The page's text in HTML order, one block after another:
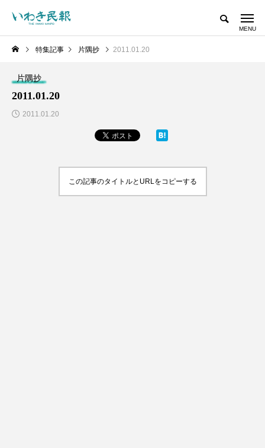
特集記事 片隅抄 2011.01.20
片隅抄
2011.01.20
2011.01.20
この記事のタイトルとURLをコピーする